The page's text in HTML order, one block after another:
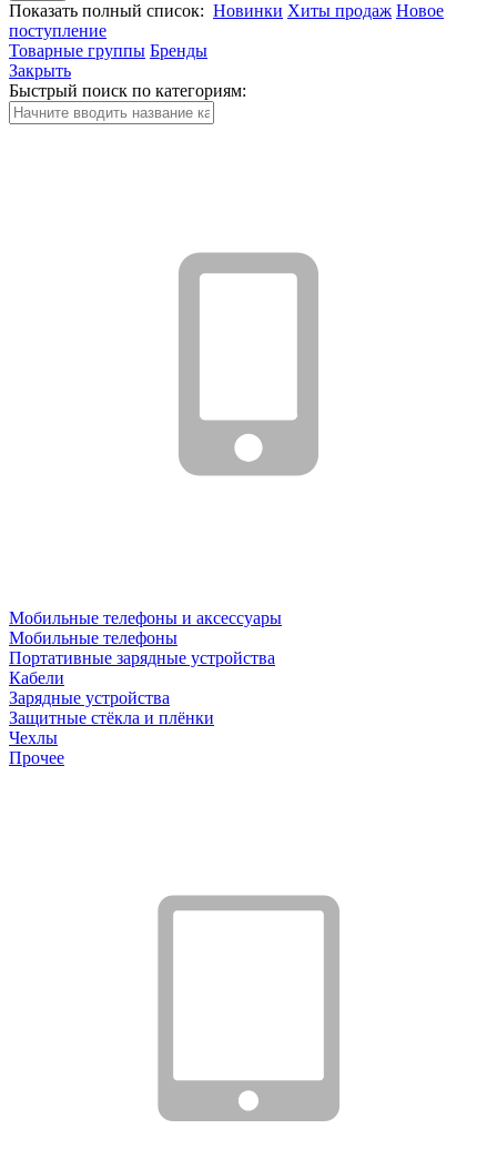
Показать полный список: Новинки Хиты продаж Новое
поступление
Товарные группы Бренды
Закрыть
Быстрый поиск по категориям:
Мобильные телефоны и аксессуары
Мобильные телефоны
Портативные зарядные устройства
Кабели
Зарядные устройства
Защитные стёкла и плёнки
Чехлы
Прочее